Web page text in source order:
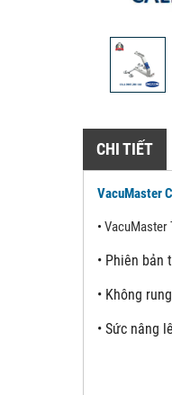
CHI TIẾT
VacuMaster
•VacuMaster
• Phiên bản
• Không
• Sức nâng